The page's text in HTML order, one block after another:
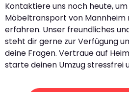
Kontaktiere uns noch heute,
Möbeltransport von Mannheim
erfahren. Unser freundliches
steht dir gerne zur Verfügung
deine Fragen. Vertraue auf
starte deinen Umzug stressfrei